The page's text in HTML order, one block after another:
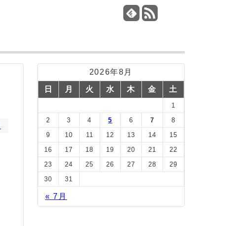
2026年8月
日 月 火 水 木 金 土
1
2
3 4 5 6 7
8
9
10 11 12 13 14
15
16
17 18 19 20 21
22
23
24 25 26 27 28
29
30
31
« 7月